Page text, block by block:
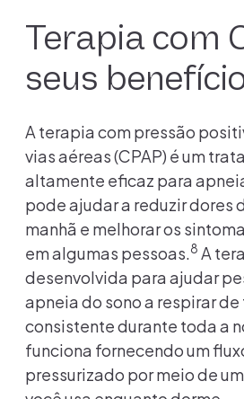
Terapia com
seus
A terapia com pressão
vias aéreas (CPAP) é um
altamente eficaz para
pode ajudar a reduzir dores
manhã e melhorar os
em algumas pessoas. 8 A
desenvolvida para ajudar
apneia do sono a respirar de
consistente durante toda a
funciona fornecendo um
pressurizado por meio de